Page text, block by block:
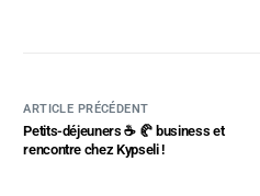
ARTICLE PRÉCÉDENT
Petits-déjeuners ☕ 🥐 business et
rencontre chez Kypseli !